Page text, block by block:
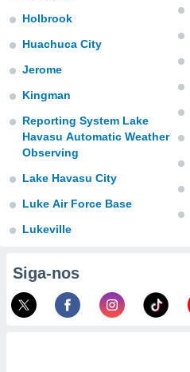
lhe
com
e
a
cookies
Holbrook
Huachuca City
Jerome
Kingman
Reporting System Lake
Havasu Automatic Weather
Observing
Lake Havasu City
Luke Air Force Base
Lukeville
Siga-nos